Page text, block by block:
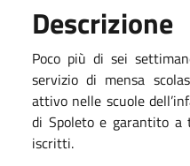
Descrizione
Poco più di sei
servizio di mensa
attivo nelle scuole
di Spoleto e garantito
iscritti.